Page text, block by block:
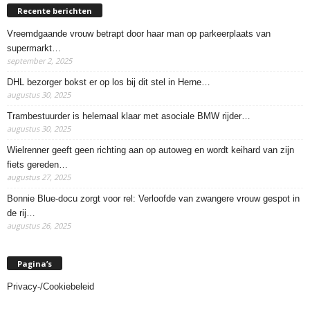
Recente berichten
Vreemdgaande vrouw betrapt door haar man op parkeerplaats van
supermarkt…
september 2, 2025
DHL bezorger bokst er op los bij dit stel in Herne…
augustus 30, 2025
Trambestuurder is helemaal klaar met asociale BMW rijder…
augustus 30, 2025
Wielrenner geeft geen richting aan op autoweg en wordt keihard van zijn
fiets gereden…
augustus 27, 2025
Bonnie Blue-docu zorgt voor rel: Verloofde van zwangere vrouw gespot in
de rij…
augustus 26, 2025
Pagina’s
Privacy-/Cookiebeleid